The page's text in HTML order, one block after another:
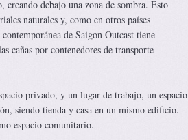
debajo una zona de sombra. Esto
naturales y, como en otros países
de Saigon Outcast tiene
cañas por contenedores de transporte
privado, y un lugar de trabajo, un espacio
siendo tienda y casa en un mismo edificio.
espacio comunitario.